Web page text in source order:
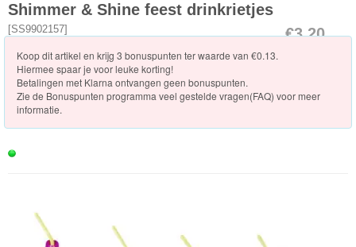
Knuffels
Schleich
Enchantimals
Shimmer
Shimmer
€3.20
Shimmer & Shine feest drinkrietjes
[SS9902157]
Koop dit artikel en krijg 3 bonuspunten ter waarde van €0.13.
Hiermee spaar je voor leuke korting!
Betalingen met Klarna ontvangen geen bonuspunten.
Zie de Bonuspunten programma veel gestelde vragen(FAQ) voor meer
informatie.